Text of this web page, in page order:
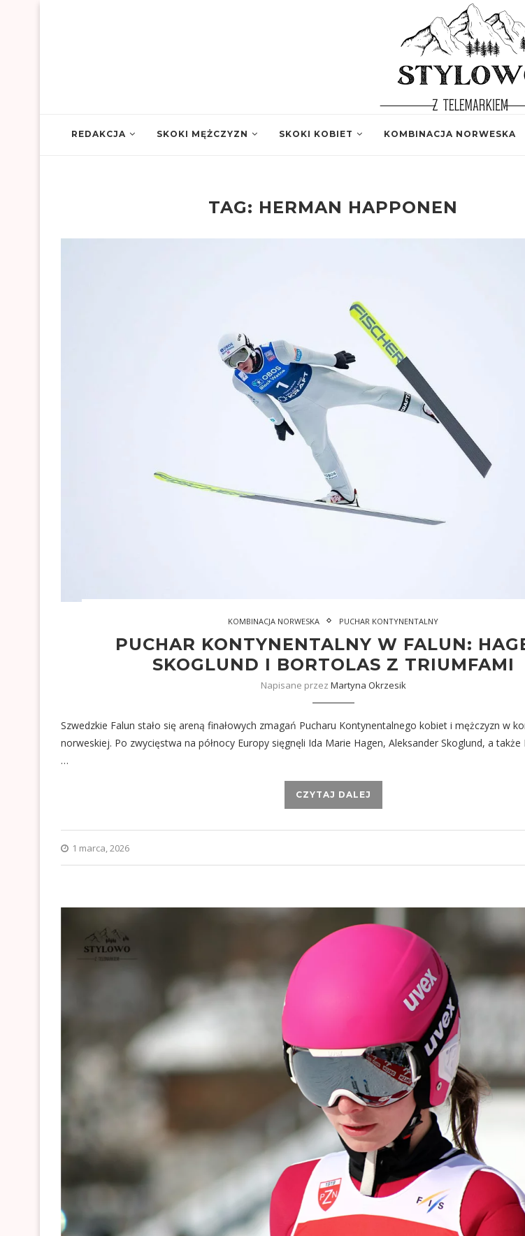
REDAKCJA SKOKI MĘŻCZYZN SKOKI KOBIET KOMBINACJA NORWESKA
TAG: HERMAN HAPPONEN
KOMBINACJA NORWESKA PUCHAR KONTYNENTALNY
PUCHAR KONTYNENTALNY W FALUN:
SKOGLUND I BORTOLAS Z TRIUMFAMI
Napisane przez Martyna Okrzesik
Szwedzkie Falun stało się areną finałowych zmagań Pucharu Kontynentalnego kobiet i mężczyzn w
norweskiej. Po zwycięstwa na północy Europy sięgnęli Ida Marie Hagen, Aleksander Skoglund, a
…
CZYTAJ DALEJ
1 marca, 2026